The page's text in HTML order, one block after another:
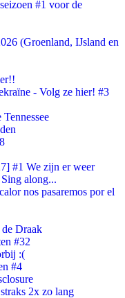
#1 voor de
(Groenland, IJsland en
- Volg ze hier! #3
#1 We zijn er weer
along...
nos pasaremos por el
Draak
#32
:(
#4
2x zo lang